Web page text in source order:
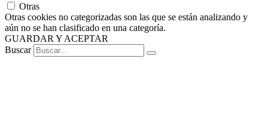
Otras
Otras cookies no categorizadas son las que se están analizando y
aún no se han clasificado en una categoría.
GUARDAR Y ACEPTAR
Buscar